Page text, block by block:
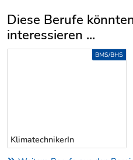
Diese Berufe
interessieren ...
Uber weitere Berufsvorschläge
KlimatechnikerIn
BMS/BHS